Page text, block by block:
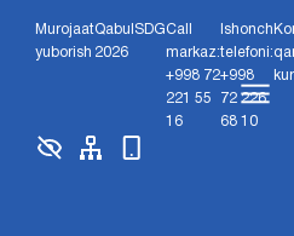
Murojaat
yuborish
Qabul
2026
SDGCall
markaz:
+998 72
221 55
16
Ishonch
telefoni:
+998
72 226
68 10